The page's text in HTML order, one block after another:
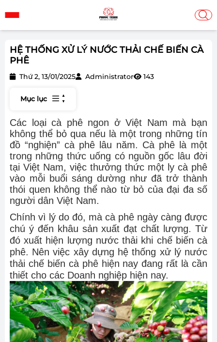
HỆ THỐNG XỬ LÝ NƯỚC THẢI CHẾ BIẾN CÀ
PHÊ
Thứ 2, 13/01/2025 Administrator 143
Mục lục
Các loại cà phê ngon ở Việt Nam mà bạn
không thể bỏ qua nếu là một trong những tín
đồ “nghiện” cà phê lâu năm. Cà phê là một
trong những thức uống có nguồn gốc lâu đời
tại Việt Nam, việc thưởng thức một ly cà phê
vào mỗi buổi sáng dường như đã trở thành
thói quen không thể nào từ bỏ của đại đa số
người dân Việt Nam.
Chính vì lý do đó, mà cà phê ngày càng được
chú ý đến khâu sản xuất đạt chất lượng. Từ
đó xuất hiện lượng nước thải khi chế biến cà
phê. Nên việc xây dựng hệ thống xử lý nước
thải chế biến cà phê hiện nay đang rất là cần
thiết cho các Doanh nghiệp hiện nay.